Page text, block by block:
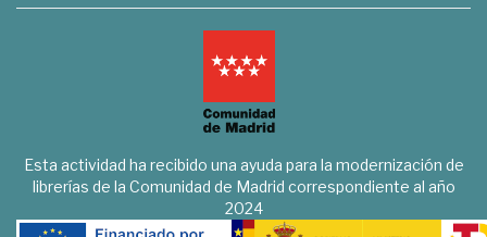
Esta actividad ha recibido una ayuda para la modernización de
librerías de la Comunidad de Madrid correspondiente al año
2024